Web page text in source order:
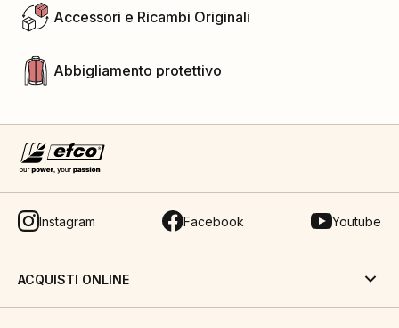
Accessori e Ricambi Originali
Abbigliamento protettivo
Instagram Facebook Youtube
ACQUISTI ONLINE